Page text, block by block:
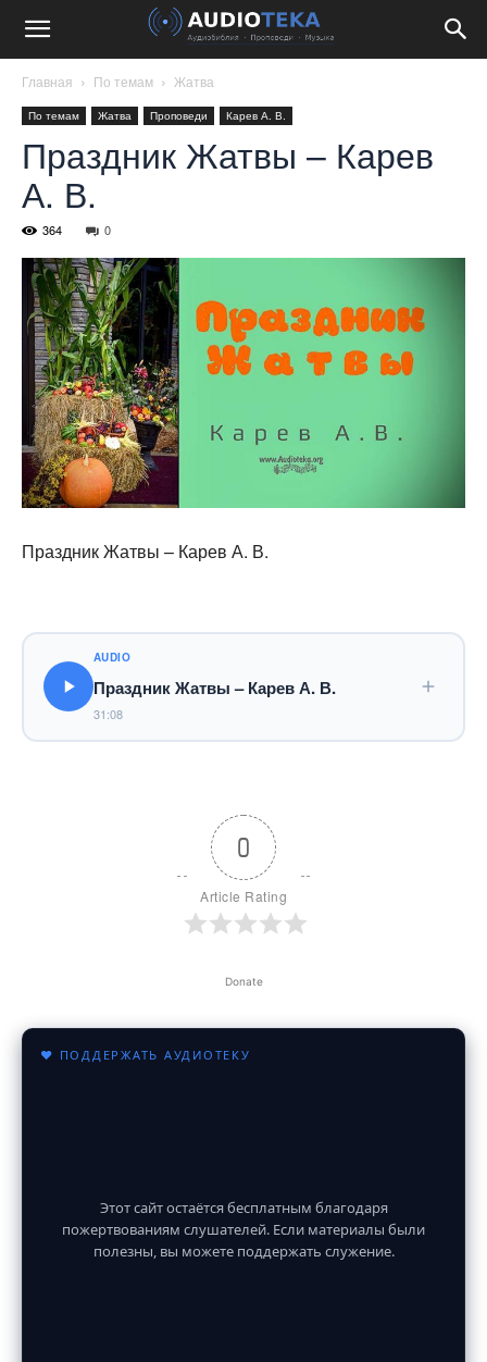
Главная По темам Жатва
По темам Жатва Проповеди Карев А. В.
Праздник Жатвы – Карев
А. В.
364 0
Праздник Жатвы – Карев А. В.
AUDIO
Праздник Жатвы – Карев А. В.
31:08
0
Article Rating
Donate
♥ ПОДДЕРЖАТЬ АУДИОТЕКУ
Этот сайт остаётся бесплатным благодаря
пожертвованиям слушателей. Если материалы были
полезны, вы можете поддержать служение.